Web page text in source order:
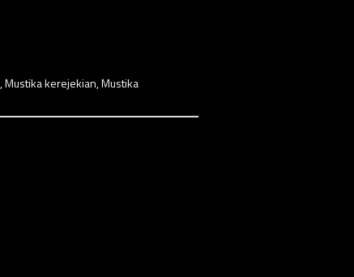
,Mustika kerejekian,Mustika